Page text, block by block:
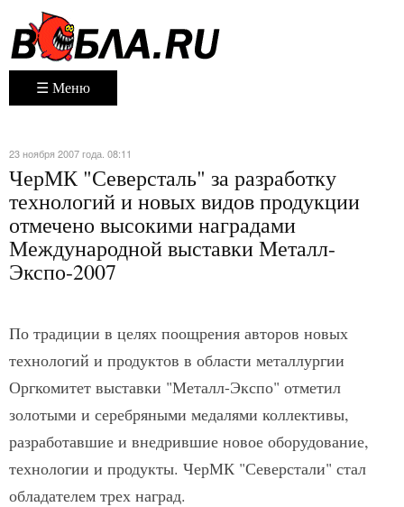
☰ Меню
23 ноября 2007 года. 08:11
ЧерМК "Северсталь" за разработку
технологий и новых видов продукции
отмечено высокими наградами
Международной выставки Металл-
Экспо-2007
По традиции в целях поощрения авторов новых
технологий и продуктов в области металлургии
Оргкомитет выставки "Металл-Экспо" отметил
золотыми и серебряными медалями коллективы,
разработавшие и внедрившие новое оборудование,
технологии и продукты. ЧерМК "Северстали" стал
обладателем трех наград.